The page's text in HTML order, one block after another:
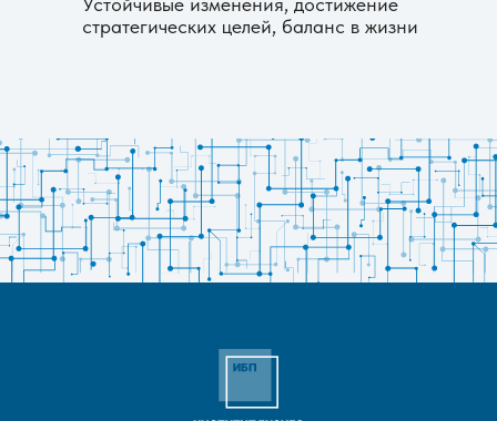
стратегических целей, баланс в жизни